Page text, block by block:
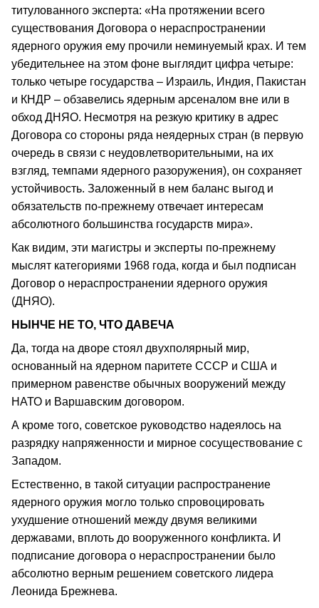
титулованного эксперта: «На протяжении всего
существования Договора о нераспространении
ядерного оружия ему прочили неминуемый крах. И тем
убедительнее на этом фоне выглядит цифра четыре:
только четыре государства – Израиль, Индия, Пакистан
и КНДР – обзавелись ядерным арсеналом вне или в
обход ДНЯО. Несмотря на резкую критику в адрес
Договора со стороны ряда неядерных стран (в первую
очередь в связи с неудовлетворительными, на их
взгляд, темпами ядерного разоружения), он сохраняет
устойчивость. Заложенный в нем баланс выгод и
обязательств по-прежнему отвечает интересам
абсолютного большинства государств мира».
Как видим, эти магистры и эксперты по-прежнему
мыслят категориями 1968 года, когда и был подписан
Договор о нераспространении ядерного оружия
(ДНЯО).
НЫНЧЕ НЕ ТО, ЧТО ДАВЕЧА
Да, тогда на дворе стоял двухполярный мир,
основанный на ядерном паритете СССР и США и
примерном равенстве обычных вооружений между
НАТО и Варшавским договором.
А кроме того, советское руководство надеялось на
разрядку напряженности и мирное сосуществование с
Западом.
Естественно, в такой ситуации распространение
ядерного оружия могло только спровоцировать
ухудшение отношений между двумя великими
державами, вплоть до вооруженного конфликта. И
подписание договора о нераспространении было
абсолютно верным решением советского лидера
Леонида Брежнева.